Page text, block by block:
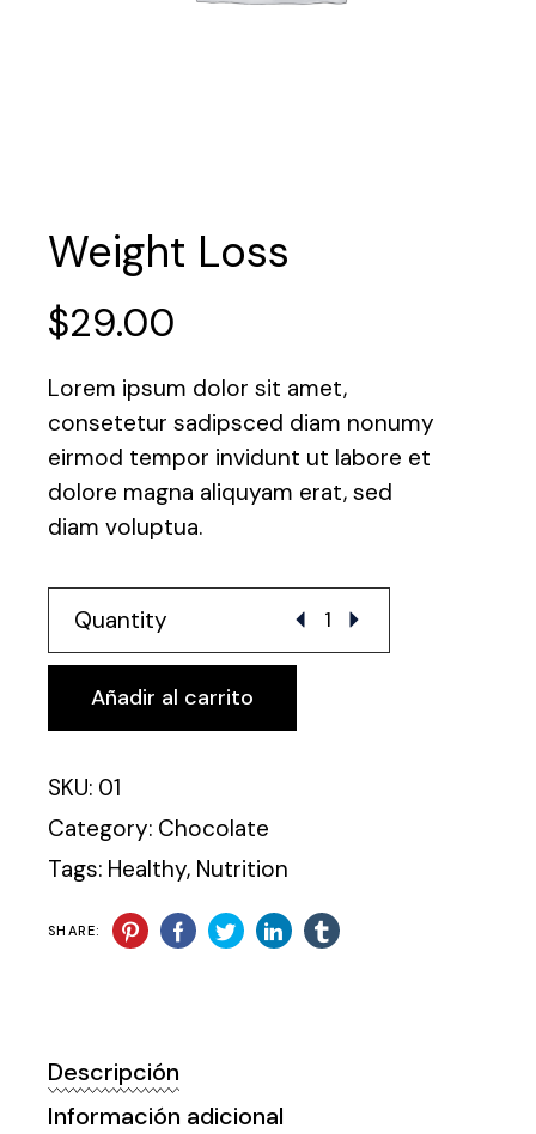
Weight Loss
$29.00
Lorem ipsum dolor sit amet,
consetetur sadipsced diam nonumy
eirmod tempor invidunt ut labore et
dolore magna aliquyam erat, sed
diam voluptua.
Quantity
Weight Loss quantity
Añadir al carrito
SKU: 01
Category: Chocolate
Tags: Healthy, Nutrition
SHARE:
Descripción
Información adicional